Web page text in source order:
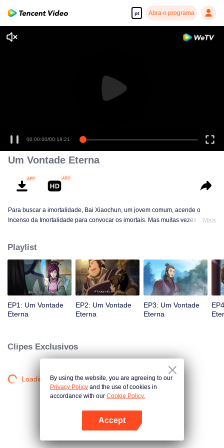
pt Abra o programa
Abra o programa
00:00:00/00:19:21
Um Vontade Eterna
Para buscar a imortalidade, Bai Xiaochun, um jovem comum, acende o
Incenso da Imortalidade para convocar os imortais. Mas muitas vezes ele é
tramas divertidas. Venha assistir para encher seu verão de alegria.
Mais
Playlist
EP1: Um Vontade
Eterna
EP2: Um Vontade
Eterna
EP3: Um Vontade
Eterna
Clipes Exclusivos
Loading…By using the website, you are agreeing to our
Privacy Policy and the use of cookies in
accordance with our Cookie Policy.
Accept